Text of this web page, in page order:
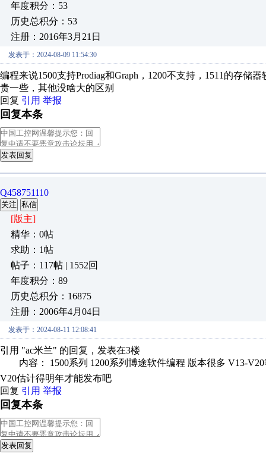
年度积分：53
历史总积分：53
注册：2016年3月21日
发表于：2024-08-09 11:54:30
编程来说1500支持Prodiag和Graph，1200不支持，1511的存储
贵一些，其他没啥大的区别
回复 引用 举报
回复本条
发表回复
Q458751110
关注 私信
[版主]
精华：0帖
求助：1帖
帖子：117帖 | 1552回
年度积分：89
历史总积分：16875
注册：2006年4月04日
发表于：2024-08-11 12:08:41
引用 "ac米兰" 的回复，发表在3楼
内容： 1500系列 1200系列博途软件编程 版本很多 V13-
V20估计得明年才能发布吧
回复 引用 举报
回复本条
发表回复